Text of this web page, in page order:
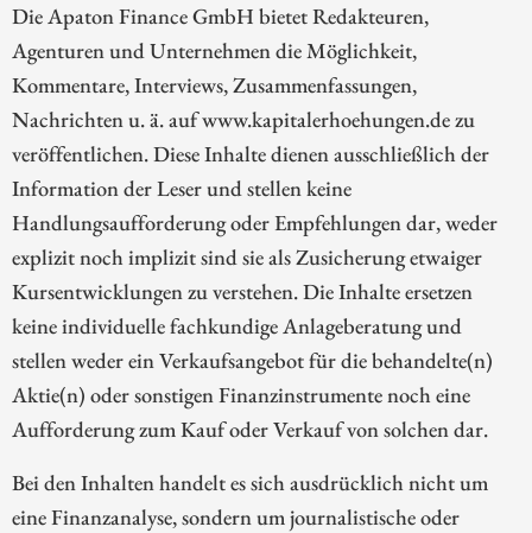
Die Apaton Finance GmbH bietet Redakteuren,
Agenturen und Unternehmen die Möglichkeit,
Kommentare, Interviews, Zusammenfassungen,
Nachrichten u. ä. auf www.kapitalerhoehungen.de zu
veröffentlichen. Diese Inhalte dienen ausschließlich der
Information der Leser und stellen keine
Handlungsaufforderung oder Empfehlungen dar, weder
explizit noch implizit sind sie als Zusicherung etwaiger
Kursentwicklungen zu verstehen. Die Inhalte ersetzen
keine individuelle fachkundige Anlageberatung und
stellen weder ein Verkaufsangebot für die behandelte(n)
Aktie(n) oder sonstigen Finanzinstrumente noch eine
Aufforderung zum Kauf oder Verkauf von solchen dar.
Bei den Inhalten handelt es sich ausdrücklich nicht um
eine Finanzanalyse, sondern um journalistische oder